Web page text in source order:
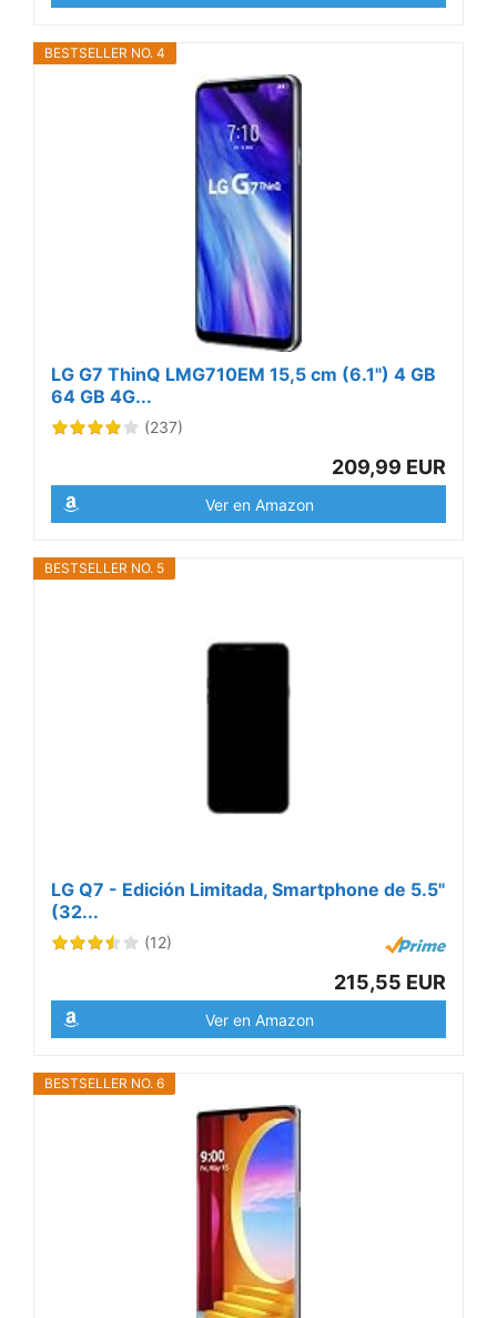
BESTSELLER NO. 4
LG G7 ThinQ LMG710EM 15,5 cm (6.1") 4 GB
64 GB 4G...
(237)
209,99 EUR
Ver en Amazon
BESTSELLER NO. 5
LG Q7 - Edición Limitada, Smartphone de 5.5"
(32...
(12)
215,55 EUR
Ver en Amazon
BESTSELLER NO. 6